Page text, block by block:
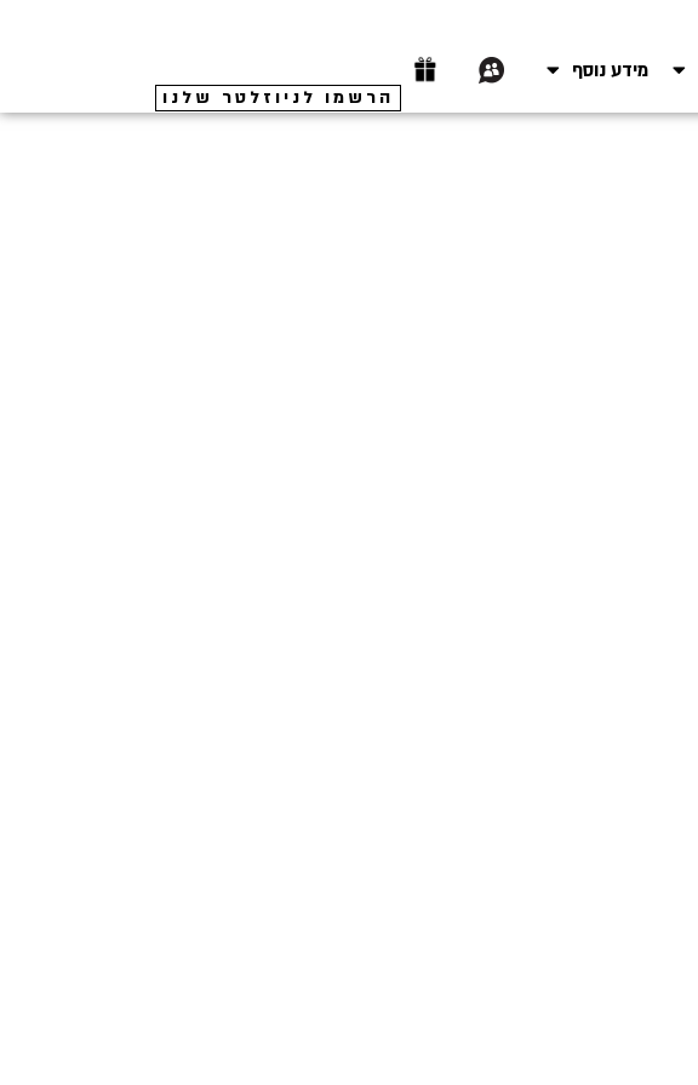
מידע נוסף
הרשמו לניוזלטר שלנו